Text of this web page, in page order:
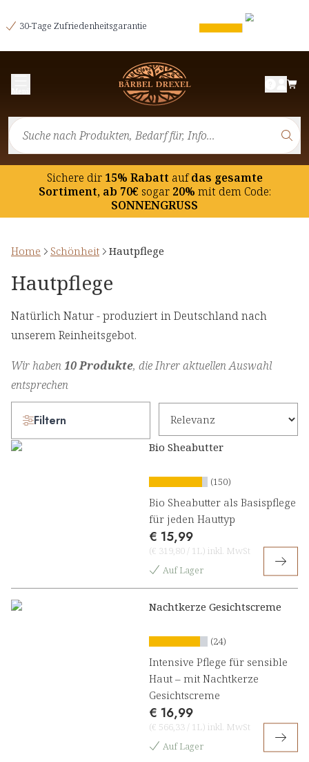
30-Tage Zufriedenheitsgarantie
Sichere dir15% Rabatt aufdas gesamte
Sortiment, ab 70€ sogar20% mit dem Code:
SONNENGRUSS
Home Schönheit Hautpflege
Hautpflege
Natürlich Natur - produziert in Deutschland nach
unserem Reinheitsgebot.
Wir haben10 Produkte, die Ihrer aktuellen Auswahl
entsprechen
Filtern
Bio Sheabutter
(150)
Bio Sheabutter als Basispflege
für jeden Hauttyp
€ 15,99
(€ 319,80 / 1L) inkl. MwSt
Auf Lager
Nachtkerze Gesichtscreme
(24)
Intensive Pflege für sensible
Haut – mit Nachtkerze
Gesichtscreme
€ 16,99
(€ 566,33 / 1L) inkl. MwSt
Auf Lager